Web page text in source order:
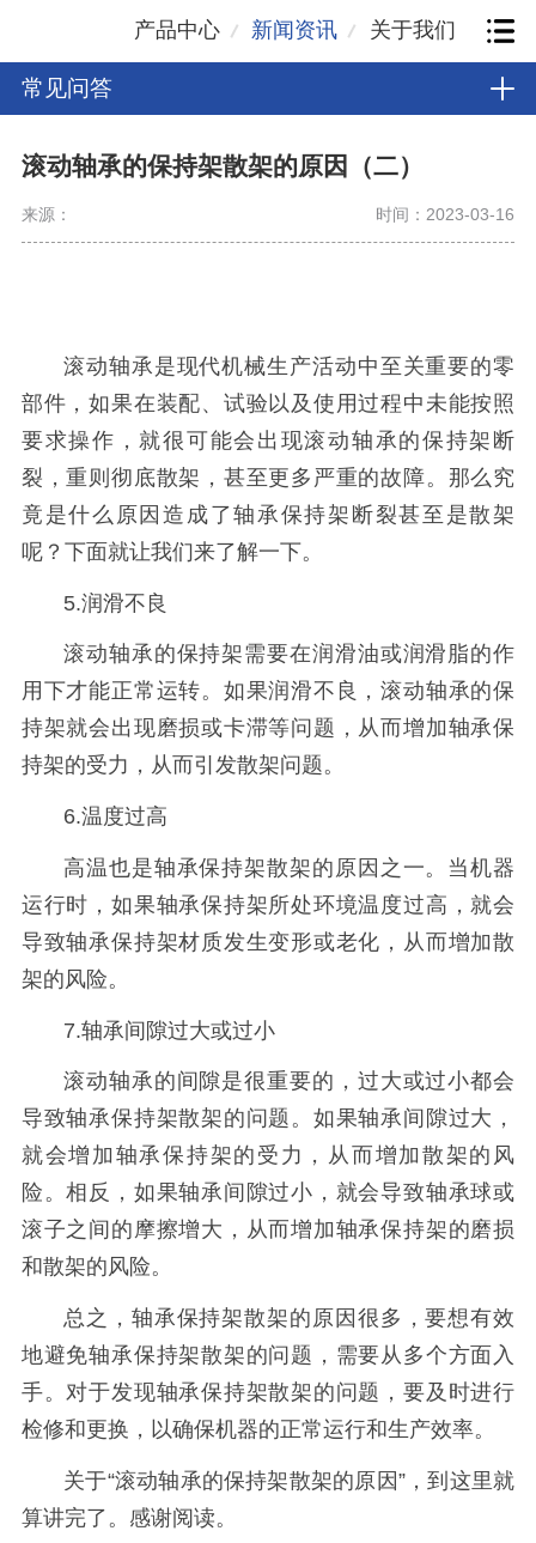
产品中心 新闻资讯 关于我们
常见问答
滚动轴承的保持架散架的原因（二）
来源： 时间：2023-03-16
滚动轴承是现代机械生产活动中至关重要的零
部件，如果在装配、试验以及使用过程中未能按照
要求操作，就很可能会出现滚动轴承的保持架断
裂，重则彻底散架，甚至更多严重的故障。那么究
竟是什么原因造成了轴承保持架断裂甚至是散架
呢？下面就让我们来了解一下。
5.润滑不良
滚动轴承的保持架需要在润滑油或润滑脂的作
用下才能正常运转。如果润滑不良，滚动轴承的保
持架就会出现磨损或卡滞等问题，从而增加轴承保
持架的受力，从而引发散架问题。
6.温度过高
高温也是轴承保持架散架的原因之一。当机器
运行时，如果轴承保持架所处环境温度过高，就会
导致轴承保持架材质发生变形或老化，从而增加散
架的风险。
7.轴承间隙过大或过小
滚动轴承的间隙是很重要的，过大或过小都会
导致轴承保持架散架的问题。如果轴承间隙过大，
就会增加轴承保持架的受力，从而增加散架的风
险。相反，如果轴承间隙过小，就会导致轴承球或
滚子之间的摩擦增大，从而增加轴承保持架的磨损
和散架的风险。
总之，轴承保持架散架的原因很多，要想有效
地避免轴承保持架散架的问题，需要从多个方面入
手。对于发现轴承保持架散架的问题，要及时进行
检修和更换，以确保机器的正常运行和生产效率。
关于“滚动轴承的保持架散架的原因”，到这里就
算讲完了。感谢阅读。